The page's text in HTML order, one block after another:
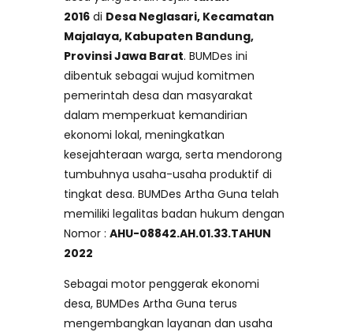
2016di Desa Neglasari, Kecamatan
Majalaya, Kabupaten Bandung,
Provinsi Jawa Barat. BUMDes ini
dibentuk sebagai wujud komitmen
pemerintah desa dan masyarakat
dalam memperkuat kemandirian
ekonomi lokal, meningkatkan
kesejahteraan warga, serta mendorong
tumbuhnya usaha-usaha produktif di
tingkat desa. BUMDes Artha Guna telah
memiliki legalitas badan hukum dengan
Nomor : AHU-08842.AH.01.33.TAHUN
2022
Sebagai motor penggerak ekonomi
desa, BUMDes Artha Guna terus
mengembangkan layanan dan usaha